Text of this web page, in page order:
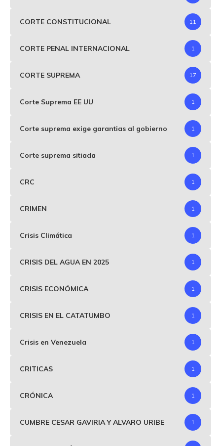
CORTE CONSTITUCIONAL 11
CORTE PENAL INTERNACIONAL 1
CORTE SUPREMA 17
Corte Suprema EE UU 1
Corte suprema exige garantias al gobierno 1
Corte suprema sitiada 1
CRC 1
CRIMEN 1
Crisis Climática 1
CRISIS DEL AGUA EN 2025 1
CRISIS ECONÓMICA 1
CRISIS EN EL CATATUMBO 1
Crisis en Venezuela 1
CRITICAS 1
CRÓNICA 1
CUMBRE CESAR GAVIRIA Y ALVARO URIBE 1